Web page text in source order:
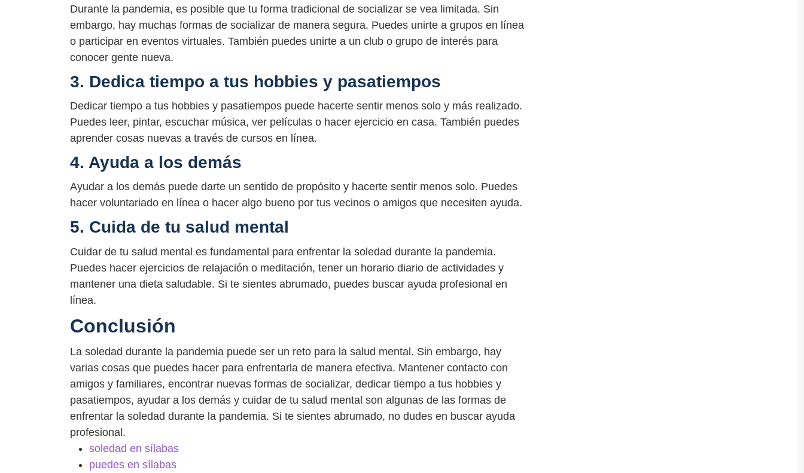
Durante la pandemia, es posible que tu forma tradicional de socializar se vea limitada. Sin
embargo, hay muchas formas de socializar de manera segura. Puedes unirte a grupos en línea
o participar en eventos virtuales. También puedes unirte a un club o grupo de interés para
conocer gente nueva.
3. Dedica tiempo a tus hobbies y pasatiempos
Dedicar tiempo a tus hobbies y pasatiempos puede hacerte sentir menos solo y más realizado.
Puedes leer, pintar, escuchar música, ver películas o hacer ejercicio en casa. También puedes
aprender cosas nuevas a través de cursos en línea.
4. Ayuda a los demás
Ayudar a los demás puede darte un sentido de propósito y hacerte sentir menos solo. Puedes
hacer voluntariado en línea o hacer algo bueno por tus vecinos o amigos que necesiten ayuda.
5. Cuida de tu salud mental
Cuidar de tu salud mental es fundamental para enfrentar la soledad durante la pandemia.
Puedes hacer ejercicios de relajación o meditación, tener un horario diario de actividades y
mantener una dieta saludable. Si te sientes abrumado, puedes buscar ayuda profesional en
línea.
Conclusión
La soledad durante la pandemia puede ser un reto para la salud mental. Sin embargo, hay
varias cosas que puedes hacer para enfrentarla de manera efectiva. Mantener contacto con
amigos y familiares, encontrar nuevas formas de socializar, dedicar tiempo a tus hobbies y
pasatiempos, ayudar a los demás y cuidar de tu salud mental son algunas de las formas de
enfrentar la soledad durante la pandemia. Si te sientes abrumado, no dudes en buscar ayuda
profesional.
soledad en sílabas
puedes en sílabas